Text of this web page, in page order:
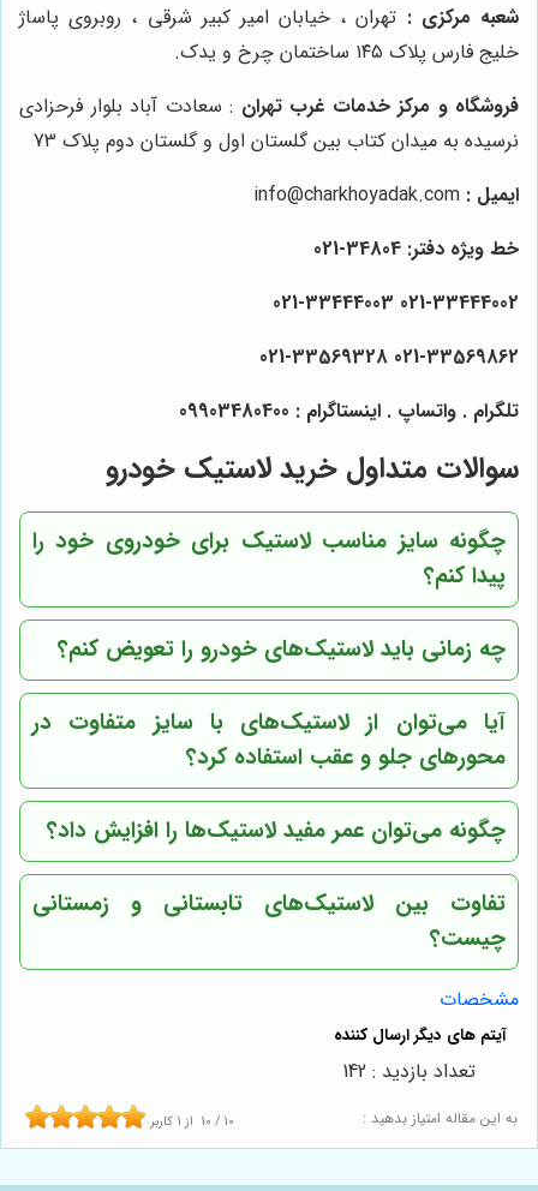
شعبه مرکزی : تهران ، خیابان امیر کبیر شرقی ، روبروی پاساژ
خلیج فارس پلاک ۱۴۵ ساختمان چرخ و یدک.
فروشگاه و مرکز خدمات غرب تهران : سعادت آباد بلوار فرحزادی
نرسیده به میدان کتاب بین گلستان اول و گلستان دوم پلاک 73
ایمیل : info@charkhoyadak.com
خط ویژه دفتر: 34804-021
021-33444002 021-33444003
021-33569862
021-33569328
تلگرام . واتساپ . اینستاگرام : 09903480400
سوالات متداول خرید لاستیک خودرو
چگونه سایز مناسب لاستیک برای خودروی خود را
پیدا کنم؟
چه زمانی باید لاستیک‌های خودرو را تعویض کنم؟
آیا می‌توان از لاستیک‌های با سایز متفاوت در
محورهای جلو و عقب استفاده کرد؟
چگونه می‌توان عمر مفید لاستیک‌ها را افزایش داد؟
تفاوت بین لاستیک‌های تابستانی و زمستانی
چیست؟
مشخصات
به این مقاله امتیاز بدهید : 10 / 10 از 1 کاربر
تعداد بازدید : 142